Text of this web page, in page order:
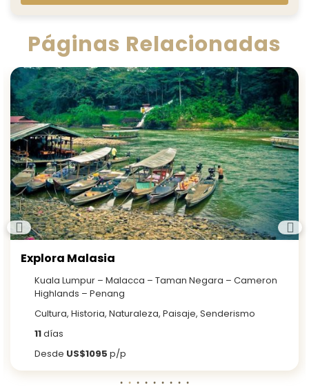
Páginas Relacionadas
Explora Malasia
Kuala Lumpur – Malacca – Taman Negara – Cameron
Highlands – Penang
Cultura, Historia, Naturaleza, Paisaje, Senderismo
11días
Desde US$1095 p/p